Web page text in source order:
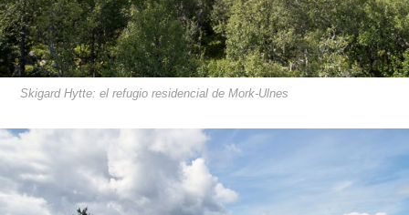
Skigard Hytte: el refugio residencial de Mork-Ulnes